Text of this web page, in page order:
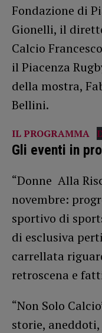
Fondazione di
Gionelli, il
Calcio
il Piacenza
della mostra,
Bellini.
IL PROGRAMMA
Gli eventi in
“Donne Alla
novembre:
sportivo di
di esclusiva
carrellata
retroscena e
“Non Solo
storie,